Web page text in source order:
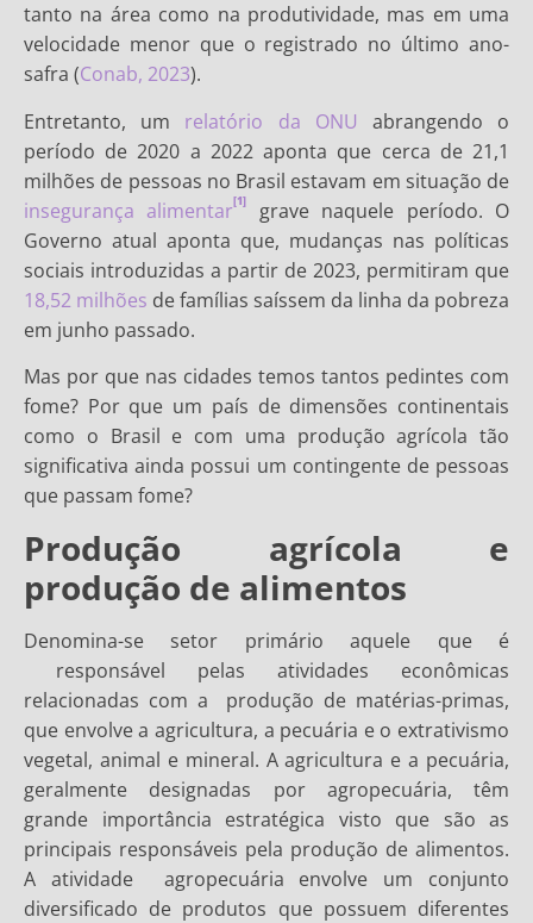
tanto na área como na produtividade, mas em uma
velocidade menor que o registrado no último ano-
safra (Conab, 2023).
Entretanto, um relatório da ONU abrangendo o
período de 2020 a 2022 aponta que cerca de 21,1
milhões de pessoas no Brasil estavam em situação de
insegurança alimentar[1]
grave naquele período. O
Governo atual aponta que, mudanças nas políticas
sociais introduzidas a partir de 2023, permitiram que
18,52 milhões de famílias saíssem da linha da pobreza
em junho passado.
Mas por que nas cidades temos tantos pedintes com
fome? Por que um país de dimensões continentais
como o Brasil e com uma produção agrícola tão
significativa ainda possui um contingente de pessoas
que passam fome?
Produção agrícola e
produção de alimentos
Denomina-se setor primário aquele que é
responsável pelas atividades econômicas
relacionadas com a produção de matérias-primas,
que envolve a agricultura, a pecuária e o extrativismo
vegetal, animal e mineral. A agricultura e a pecuária,
geralmente designadas por agropecuária, têm
grande importância estratégica visto que são as
principais responsáveis pela produção de alimentos.
A atividade agropecuária envolve um conjunto
diversificado de produtos que possuem diferentes